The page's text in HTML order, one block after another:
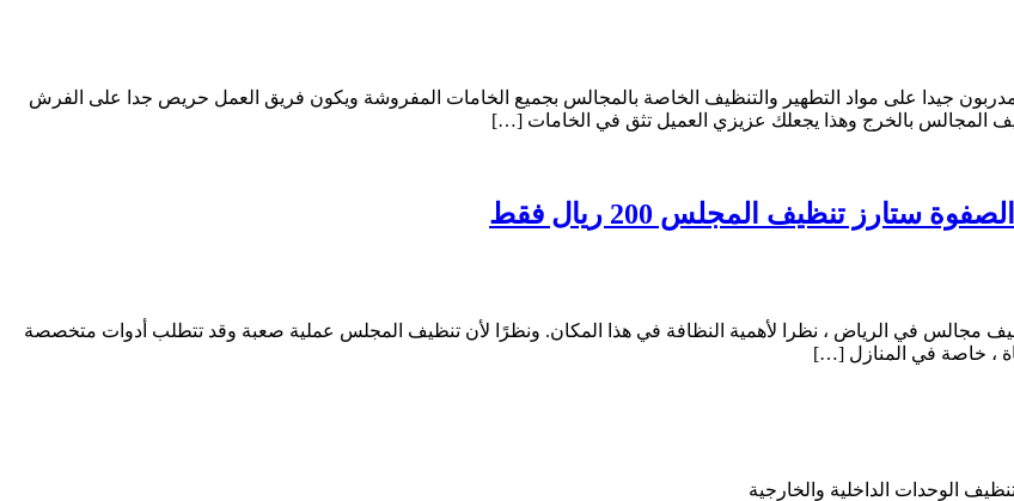
على مواد التطهير والتنظيف الخاصة بالمجالس بجميع الخامات المفروشة ويكون فريق العمل حريص جدا على الفرش
المجالس بالخرج وهذا يجعلك عزيزي العميل تثق في الخامات […]
مجالس في الرياض ، نظرا لأهمية النظافة في هذا المكان. ونظرًا لأن تنظيف المجلس عملية صعبة وقد تتطلب أدوات متخصصة
، خاصة في المنازل […]